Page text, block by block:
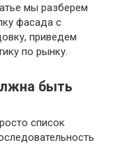
мы разберем
фасада с
приведем
по рынку.
быть
список